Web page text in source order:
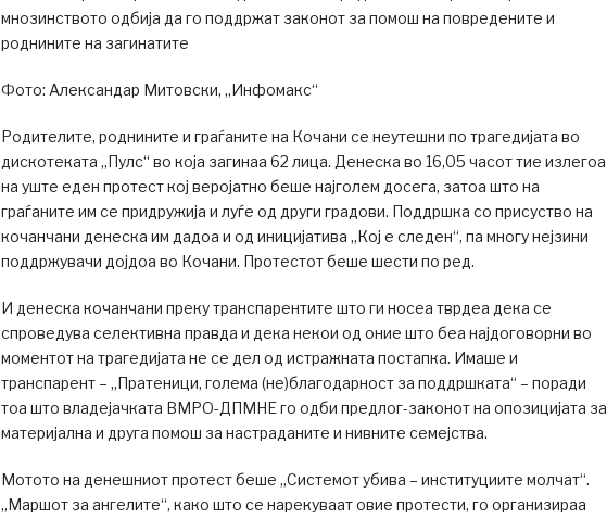
мнозинството одбија да го поддржат законот за помош на повредените и
роднините на загинатите
Фото: Александар Митовски, „Инфомакс“
Родителите, роднините и граѓаните на Кочани се неутешни по трагедијата во
дискотеката „Пулс“ во која загинаа 62 лица. Денеска во 16,05 часот тие излегоа
на уште еден протест кој веројатно беше најголем досега, затоа што на
граѓаните им се придружија и луѓе од други градови. Поддршка со присуство на
кочанчани денеска им дадоа и од иницијатива „Кој е следен“, па многу нејзини
поддржувачи дојдоа во Кочани. Протестот беше шести по ред.
И денеска кочанчани преку транспарентите што ги носеа тврдеа дека се
спроведува селективна правда и дека некои од оние што беа најдоговорни во
моментот на трагедијата не се дел од истражната постапка. Имаше и
транспарент – „Пратеници, голема (не)благодарност за поддршката“ – поради
тоа што владејачката ВМРО-ДПМНЕ го одби предлог-законот на опозицијата за
материјална и друга помош за настраданите и нивните семејства.
Мотото на денешниот протест беше „Системот убива – институциите молчат“.
„Маршот за ангелите“, како што се нарекуваат овие протести, го организираа